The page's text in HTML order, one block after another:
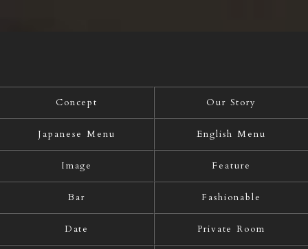
Concept Our Story
Japanese Menu English Menu
Image Feature
Bar Fashionable
Date Private Room